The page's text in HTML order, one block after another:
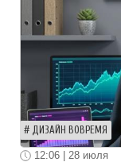
ДИЗАЙН ВОВРЕМЯ
12:06 | 28 июля